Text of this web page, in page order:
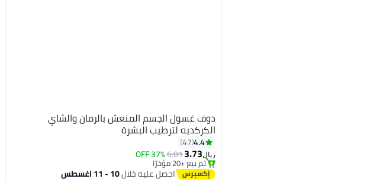
دوف غسول الجسم المنعش بالرمان والشاي
الكركديه لترطيب البشرة
4.4
47
ريال3.73
6.01
37% OFF
أقل سعر في 7 يوم
بتخلّص بسرعة
تم بيع +20 مؤخرًا
أقل سعر في 7 يوماحصل عليه خلال10 - 11 اغسطس